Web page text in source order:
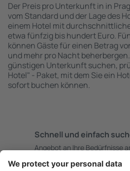
Der Preis pro Unterkunft in in
vom Standard und der Lage des
einem Hotel mit
etwa fünfzig bis hundert Euro.
können Gäste für einen Betrag
und mehr pro Nacht
günstigen Unterkunft suchen,
Hotel" - Paket, mit dem Sie ein
sofort buchen können.
Schnell und einfach
Angebot an Ihre Bedürfnisse